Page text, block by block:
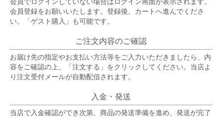
会員でログインしていない場合はログイン画面が表示されます。
会員登録をお願いいたします。登録後、カートへ進んでくださ
い。「ゲスト購入」も可能です。
ご注文内容のご確認
お届け先の指定やお支払い方法等をご入力いただきましたら、内
容をご確認の上、「注文する」をクリックしてください。当店よ
り注文受付メールが自動配信されます。
入金・発送
当店で入金確認ができ次第、商品の発送準備を進め、発送が完了